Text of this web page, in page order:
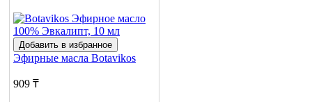
Добавить в избранное
Эфирные масла Botavikos
909 ₸